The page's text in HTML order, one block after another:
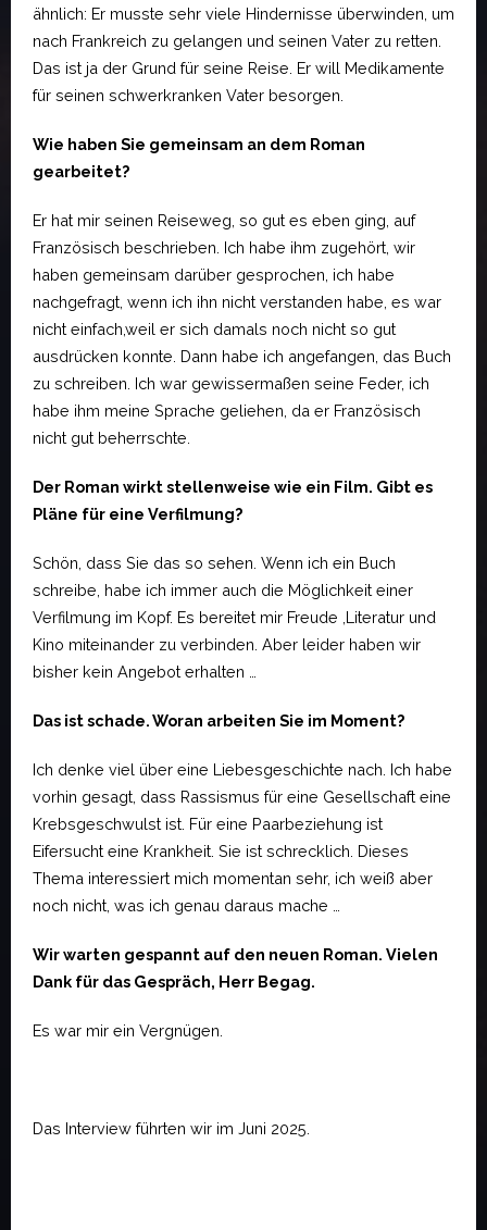
ähnlich: Er musste sehr viele Hindernisse überwinden, um
nach Frankreich zu gelangen und seinen Vater zu retten.
Das ist ja der Grund für seine Reise. Er will Medikamente
für seinen schwerkranken Vater besorgen.
Wie haben Sie gemeinsam an dem Roman
gearbeitet?
Er hat mir seinen Reiseweg, so gut es eben ging, auf
Französisch beschrieben. Ich habe ihm zugehört, wir
haben gemeinsam darüber gesprochen, ich habe
nachgefragt, wenn ich ihn nicht verstanden habe, es war
nicht einfach,weil er sich damals noch nicht so gut
ausdrücken konnte. Dann habe ich angefangen, das Buch
zu schreiben. Ich war gewissermaßen seine Feder, ich
habe ihm meine Sprache geliehen, da er Französisch
nicht gut beherrschte.
Der Roman wirkt stellenweise wie ein Film. Gibt es
Pläne für eine Verfilmung?
Schön, dass Sie das so sehen. Wenn ich ein Buch
schreibe, habe ich immer auch die Möglichkeit einer
Verfilmung im Kopf. Es bereitet mir Freude ,Literatur und
Kino miteinander zu verbinden. Aber leider haben wir
bisher kein Angebot erhalten …
Das ist schade. Woran arbeiten Sie im Moment?
Ich denke viel über eine Liebesgeschichte nach. Ich habe
vorhin gesagt, dass Rassismus für eine Gesellschaft eine
Krebsgeschwulst ist. Für eine Paarbeziehung ist
Eifersucht eine Krankheit. Sie ist schrecklich. Dieses
Thema interessiert mich momentan sehr, ich weiß aber
noch nicht, was ich genau daraus mache …
Wir warten gespannt auf den neuen Roman. Vielen
Dank für das Gespräch, Herr Begag.
Es war mir ein Vergnügen.
Das Interview führten wir im Juni 2025.